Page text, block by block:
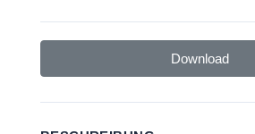
Download